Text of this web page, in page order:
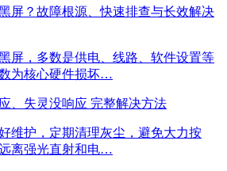
屏？故障根源、快速排查与长效解决
屏，多数是供电、线路、软件设置等
为核心硬件损坏…
、失灵没响应 完整解决方法
维护，定期清理灰尘，避免大力按
离强光直射和电…